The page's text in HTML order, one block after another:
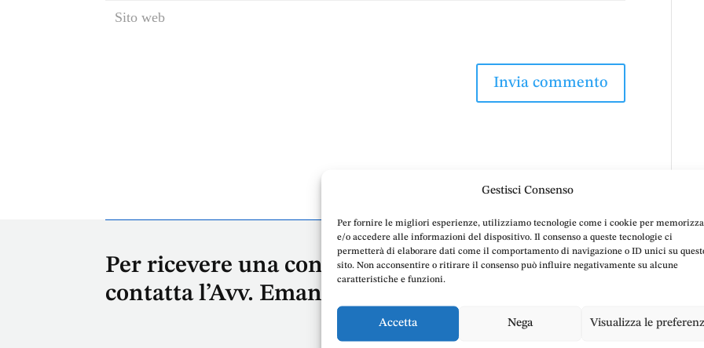
Gestisci Consenso
Per fornire le migliori esperienze, utilizziamo tecnologie come i cookie per
e/o accedere alle informazioni del dispositivo. Il consenso a queste tecnologie ci
permetterà di elaborare dati come il comportamento di navigazione o ID unici su
sito. Non acconsentire o ritirare il consenso può influire negativamente su alcune
caratteristiche e funzioni.
Accetta Nega Visualizza le
Per ricevere una consulenza legalepasso dopo passo,
contatta l’Avv. Emanuele Doria